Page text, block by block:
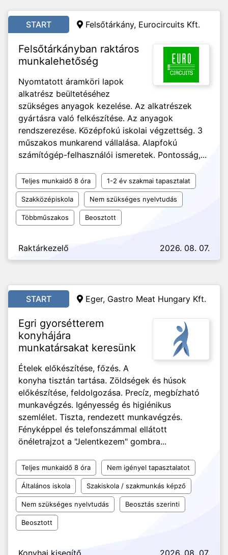
START Felsőtárkány, Eurocircuits Kft.
Felsőtárkányban raktáros
munkalehetőség
Nyomtatott áramköri lapok
alkatrész beültetéséhez
szükséges anyagok kezelése. Az alkatrészek
gyártásra való felkészítése. Az anyagok
rendszerezése. Középfokú iskolai végzettség. 3
műszakos munkarend vállalása. Alapfokú
számítógép-felhasználói ismeretek. Pontosság,...
Teljes munkaidő 8 óra 1-2 év szakmai tapasztalat
Szakközépiskola Nem szükséges nyelvtudás
Többműszakos Beosztott
Raktárkezelő 2026. 08. 07.
START Eger, Gastro Meat Hungary Kft.
Egri gyorsétterem
konyhájára
munkatársakat keresünk
Ételek előkészítése, főzés. A
konyha tisztán tartása. Zöldségek és húsok
előkészítése, feldolgozása. Precíz, megbízható
munkavégzés. Igényesség és higiénikus
szemlélet. Tiszta, rendezett munkavégzés.
Fényképpel és telefonszámmal ellátott
önéletrajzot a "Jelentkezem" gombra...
Teljes munkaidő 8 óra Nem igényel tapasztalatot
Általános iskola Szakiskola / szakmunkás képző
Nem szükséges nyelvtudás Beosztás szerinti
Beosztott
Konyhai kisegítő 2026. 08. 07.